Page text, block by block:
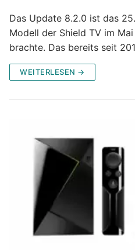
Das Update 8.2.0 ist das
Modell der Shield TV im
brachte. Das bereits seit
WEITERLESEN →